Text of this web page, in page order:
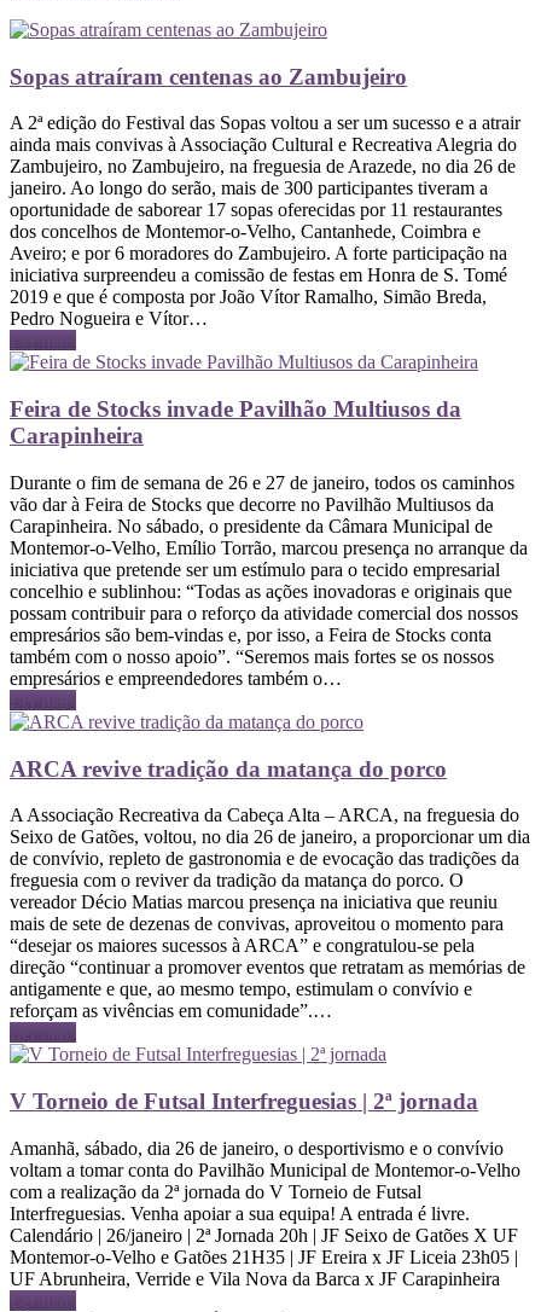
Sopas atraíram centenas ao Zambujeiro
A 2ª edição do Festival das Sopas voltou a ser um sucesso e a atrair
ainda mais convivas à Associação Cultural e Recreativa Alegria do
Zambujeiro, no Zambujeiro, na freguesia de Arazede, no dia 26 de
janeiro. Ao longo do serão, mais de 300 participantes tiveram a
oportunidade de saborear 17 sopas oferecidas por 11 restaurantes
dos concelhos de Montemor-o-Velho, Cantanhede, Coimbra e
Aveiro; e por 6 moradores do Zambujeiro. A forte participação na
iniciativa surpreendeu a comissão de festas em Honra de S. Tomé
2019 e que é composta por João Vítor Ramalho, Simão Breda,
Pedro Nogueira e Vítor…
Ler mais
Feira de Stocks invade Pavilhão Multiusos da
Carapinheira
Durante o fim de semana de 26 e 27 de janeiro, todos os caminhos
vão dar à Feira de Stocks que decorre no Pavilhão Multiusos da
Carapinheira. No sábado, o presidente da Câmara Municipal de
Montemor-o-Velho, Emílio Torrão, marcou presença no arranque da
iniciativa que pretende ser um estímulo para o tecido empresarial
concelhio e sublinhou: “Todas as ações inovadoras e originais que
possam contribuir para o reforço da atividade comercial dos nossos
empresários são bem-vindas e, por isso, a Feira de Stocks conta
também com o nosso apoio”. “Seremos mais fortes se os nossos
empresários e empreendedores também o…
Ler mais
ARCA revive tradição da matança do porco
A Associação Recreativa da Cabeça Alta – ARCA, na freguesia do
Seixo de Gatões, voltou, no dia 26 de janeiro, a proporcionar um dia
de convívio, repleto de gastronomia e de evocação das tradições da
freguesia com o reviver da tradição da matança do porco. O
vereador Décio Matias marcou presença na iniciativa que reuniu
mais de sete de dezenas de convivas, aproveitou o momento para
“desejar os maiores sucessos à ARCA” e congratulou-se pela
direção “continuar a promover eventos que retratam as memórias de
antigamente e que, ao mesmo tempo, estimulam o convívio e
reforçam as vivências em comunidade”.…
Ler mais
V Torneio de Futsal Interfreguesias | 2ª jornada
Amanhã, sábado, dia 26 de janeiro, o desportivismo e o convívio
voltam a tomar conta do Pavilhão Municipal de Montemor-o-Velho
com a realização da 2ª jornada do V Torneio de Futsal
Interfreguesias. Venha apoiar a sua equipa! A entrada é livre.
Calendário | 26/janeiro | 2ª Jornada 20h | JF Seixo de Gatões X UF
Montemor-o-Velho e Gatões 21H35 | JF Ereira x JF Liceia 23h05 |
UF Abrunheira, Verride e Vila Nova da Barca x JF Carapinheira
Ler mais